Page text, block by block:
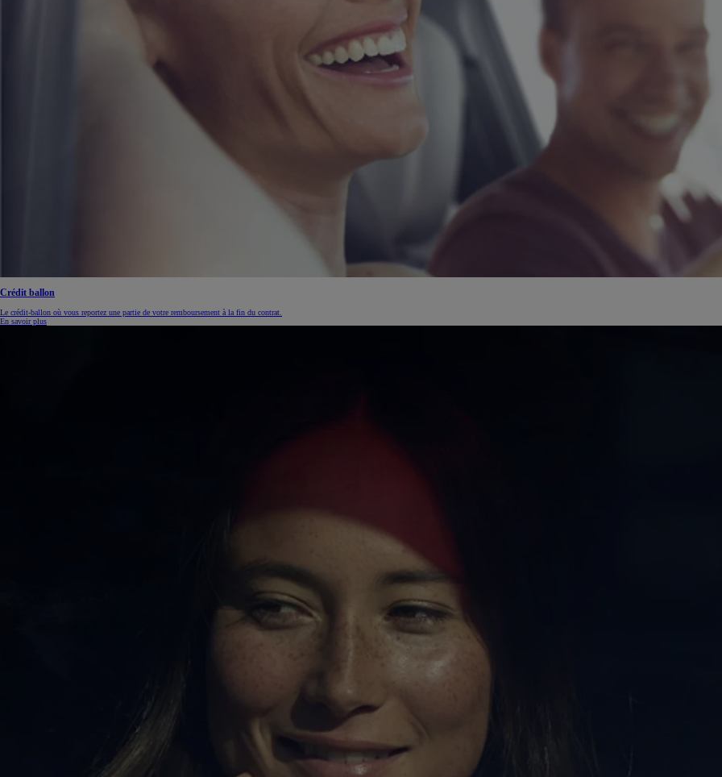
Crédit ballon
Le crédit-ballon où vous reportez une partie de votre remboursement à la fin du contrat.
En savoir plus